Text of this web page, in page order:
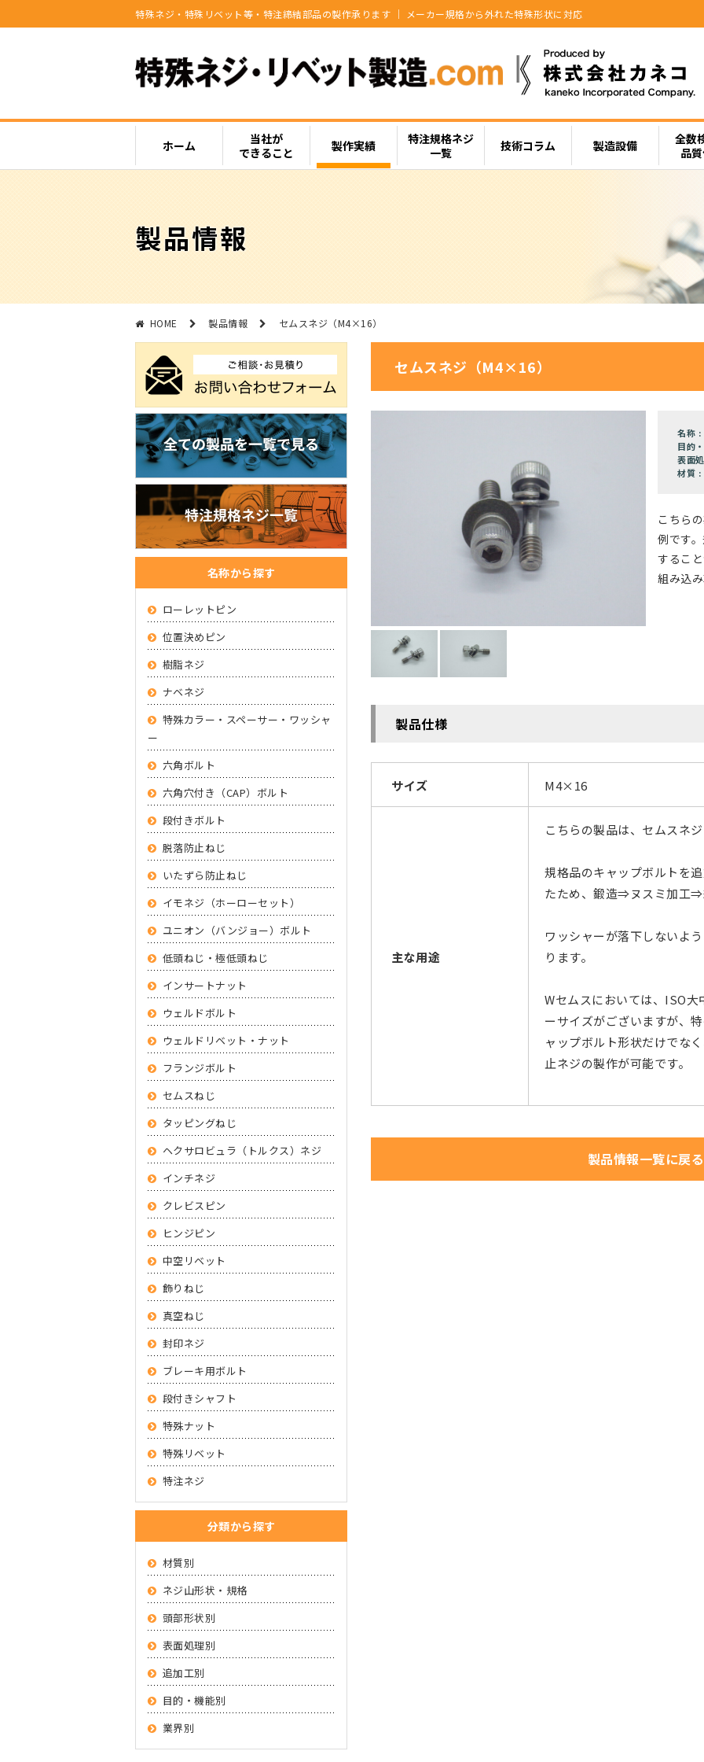
特殊ネジ・特殊リベット等・特注締結部品の製作承ります ｜ メーカー規格から外れた特殊形状に対応
ホーム
当社が
できること
製作実績
特注規格ネジ
一覧
技術コラム 製造設備
全数
品
製品情報
HOME 製品情報 セムスネジ（M4×16）
セムスネジ（M4×16）
名称 :
目的
表面
材質 :
こちら
例です
するこ
組み込
製品仕様
サイズ M4×16
主な用途
こちらの製品は、セムスネ
規格品のキャップボルトを
たため、鍛造⇒ヌスミ加工⇒
ワッシャーが落下しないよ
ります。
Wセムスにおいては、ISO
ーサイズがございますが、
ャップボルト形状だけでな
止ネジの製作が可能です。
製品情報一覧に戻る
名称から探す
ローレットピン
位置決めピン
樹脂ネジ
ナベネジ
特殊カラー・スペーサー・ワッシャ
ー
六角ボルト
六角穴付き（CAP）ボルト
段付きボルト
脱落防止ねじ
いたずら防止ねじ
イモネジ（ホーローセット）
ユニオン（バンジョー）ボルト
低頭ねじ・極低頭ねじ
インサートナット
ウェルドボルト
ウェルドリベット・ナット
フランジボルト
セムスねじ
タッピングねじ
ヘクサロビュラ（トルクス）ネジ
インチネジ
クレビスピン
ヒンジピン
中空リベット
飾りねじ
真空ねじ
封印ネジ
ブレーキ用ボルト
段付きシャフト
特殊ナット
特殊リベット
特注ネジ
分類から探す
材質別
ネジ山形状・規格
頭部形状別
表面処理別
追加工別
目的・機能別
業界別